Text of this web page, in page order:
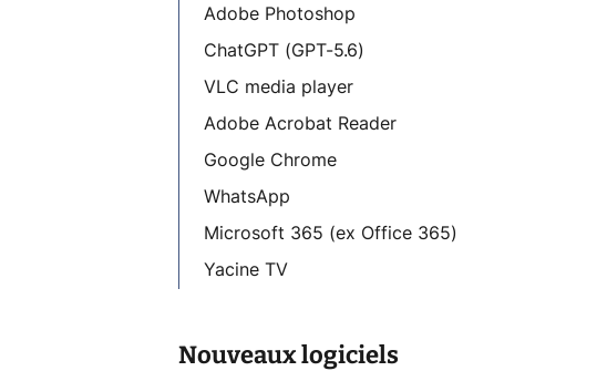
Adobe Photoshop
ChatGPT (GPT-5.6)
VLC media player
Adobe Acrobat Reader
Google Chrome
WhatsApp
Microsoft 365 (ex Office 365)
Yacine TV
Nouveaux logiciels